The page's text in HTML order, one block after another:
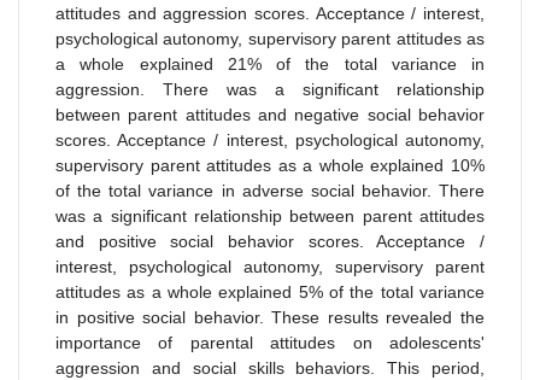
attitudes and aggression scores. Acceptance / interest,
psychological autonomy, supervisory parent attitudes as
a whole explained 21% of the total variance in
aggression. There was a significant relationship
between parent attitudes and negative social behavior
scores. Acceptance / interest, psychological autonomy,
supervisory parent attitudes as a whole explained 10%
of the total variance in adverse social behavior. There
was a significant relationship between parent attitudes
and positive social behavior scores. Acceptance /
interest, psychological autonomy, supervisory parent
attitudes as a whole explained 5% of the total variance
in positive social behavior. These results revealed the
importance of parental attitudes on adolescents'
aggression and social skills behaviors. This period,